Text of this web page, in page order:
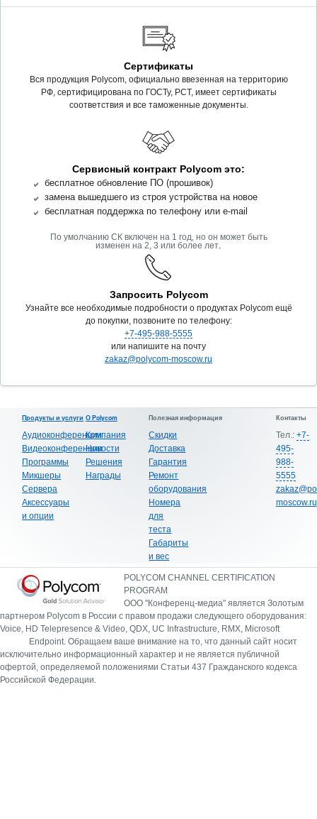
Сертификаты
Вся продукция Polycom, официально ввезенная на территорию
РФ, сертифицирована по ГОСТу, РСТ, имеет сертификаты
соответствия и все таможенные документы.
Сервисный контракт Polycom это:
бесплатное обновление ПО (прошивок)
замена вышедшего из строя устройства на новое
бесплатная поддержка по телефону или e-mail
По умолчанию СК включен на 1 год, но он может быть
изменен на 2, 3 или более лет.
Запросить Polycom
Узнайте все необходимые подробности о продуктах Polycom ещё
до покупки, позвоните по телефону:
+7-495-988-5555
или напишите на почту
zakaz@polycom-moscow.ru
Продукты и услуги
Аудиоконференции
Видеоконференции
Программы
Микшеры
Сервера
Аксессуары
и опции
О Polycom
Компания
Новости
Решения
Награды
Полезная информация
Скидки
Доставка
Гарантия
Ремонт
оборудования
Номера
для
теста
Габариты
и вес
Контакты
Тел.: +7-
495-
988-
5555
moscow.ru
POLYCOM CHANNEL CERTIFICATION
PROGRAM
ООО "Конференц-медиа" является Золотым
партнером Polycom в России с правом продажи следующего оборудования:
Voice, HD Telepresence & Video, QDX, UC Infrastructure, RMX, Microsoft
Endpoint. Обращаем ваше внимание на то, что данный сайт носит
исключительно информационный характер и не является публичной
офертой, определяемой положениями Статьи 437 Гражданского кодекса
Российской Федерации.